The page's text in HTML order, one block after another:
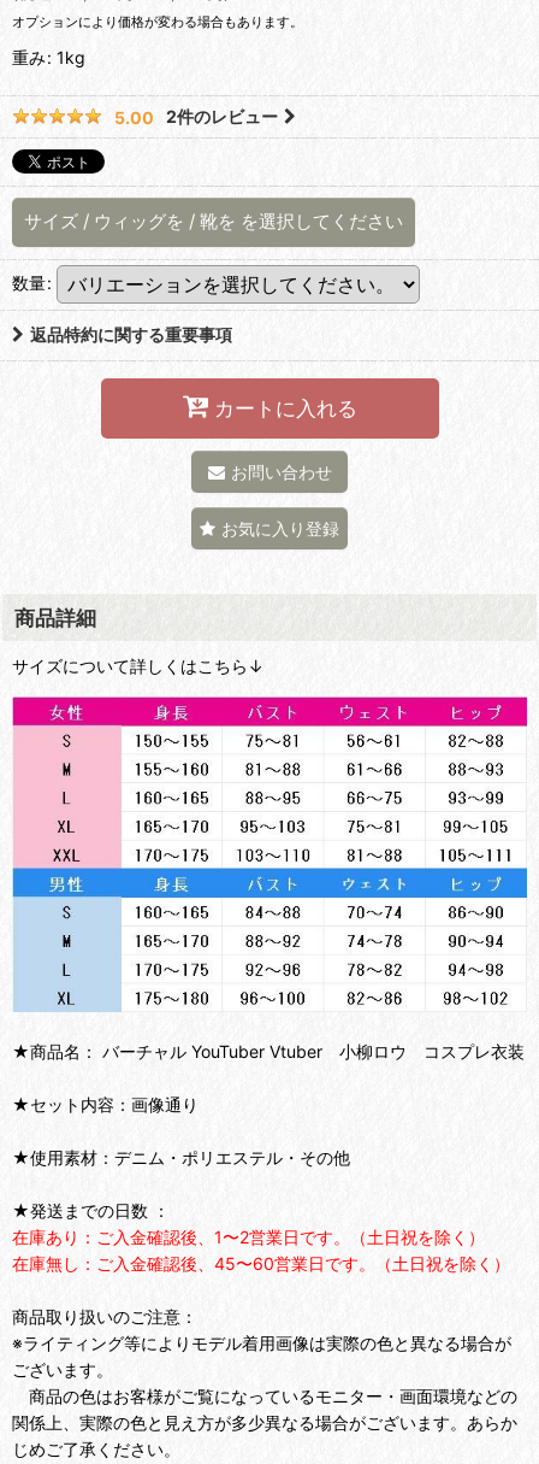
オプションにより価格が変わる場合もあります。
重み: 1kg
5.00 2件のレビュー
サイズ / ウィッグを / 靴を を選択してください
数量:
返品特約に関する重要事項
カートに入れる
お問い合わせ
お気に入り登録
商品詳細
サイズについて詳しくはこちら↓
★商品名： バーチャル YouTuber Vtuber 小柳ロウ コスプレ衣装
★セット内容：画像通り
★使用素材：デニム・ポリエステル・その他
★発送までの日数 ：
在庫あり：ご入金確認後、1〜2営業日です。（土日祝を除く）
在庫無し：ご入金確認後、45〜60営業日です。（土日祝を除く）
商品取り扱いのご注意：
※ライティング等によりモデル着用画像は実際の色と異なる場合が
ございます。
商品の色はお客様がご覧になっているモニター・画面環境などの
関係上、実際の色と見え方が多少異なる場合がございます。あらか
じめご了承ください。